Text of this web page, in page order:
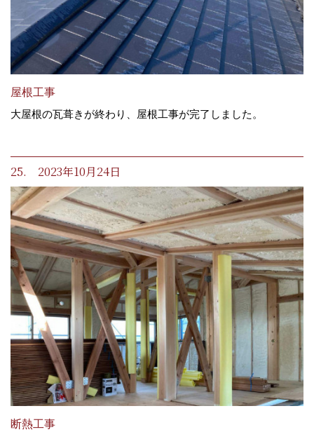
屋根工事
大屋根の瓦葺きが終わり、屋根工事が完了しました。
25. 2023年10月24日
断熱工事